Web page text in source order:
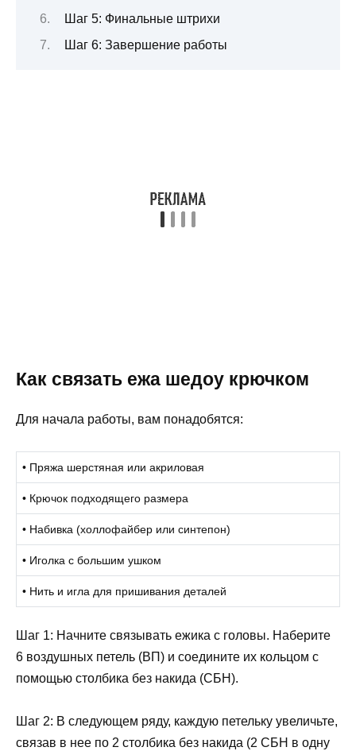
Шаг 5: Финальные штрихи
Шаг 6: Завершение работы
Как связать ежа шедоу крючком
Для начала работы, вам понадобятся:
• Пряжа шерстяная или акриловая
• Крючок подходящего размера
• Набивка (холлофайбер или синтепон)
• Иголка с большим ушком
• Нить и игла для пришивания деталей
Шаг 1: Начните связывать ежика с головы. Наберите
6 воздушных петель (ВП) и соедините их кольцом с
помощью столбика без накида (СБН).
Шаг 2: В следующем ряду, каждую петельку увеличьте,
связав в нее по 2 столбика без накида (2 СБН в одну